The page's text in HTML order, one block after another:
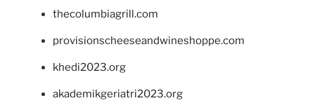
thecolumbiagrill.com
provisionscheeseandwineshoppe.com
khedi2023.org
akademikgeriatri2023.org